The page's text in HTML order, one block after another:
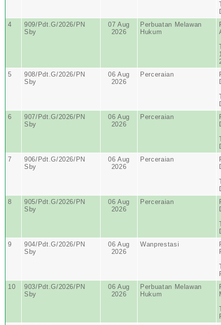
4
909/Pdt.G/2026/PN
Sby
07 Aug
2026
Perbuatan Melawan
Hukum
5
908/Pdt.G/2026/PN
Sby
06 Aug
2026
Perceraian
6
907/Pdt.G/2026/PN
Sby
06 Aug
2026
Perceraian
7
906/Pdt.G/2026/PN
Sby
06 Aug
2026
Perceraian
8
905/Pdt.G/2026/PN
Sby
06 Aug
2026
Perceraian
9
904/Pdt.G/2026/PN
Sby
06 Aug
2026
Wanprestasi
10
903/Pdt.G/2026/PN
Sby
06 Aug
2026
Perbuatan Melawan
Hukum